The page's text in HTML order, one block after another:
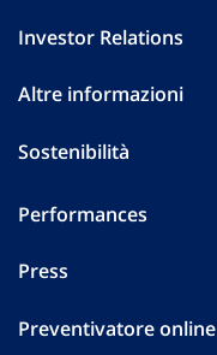
Investor Relations
Altre informazioni
Sostenibilità
Performances
Press
Preventivatore online